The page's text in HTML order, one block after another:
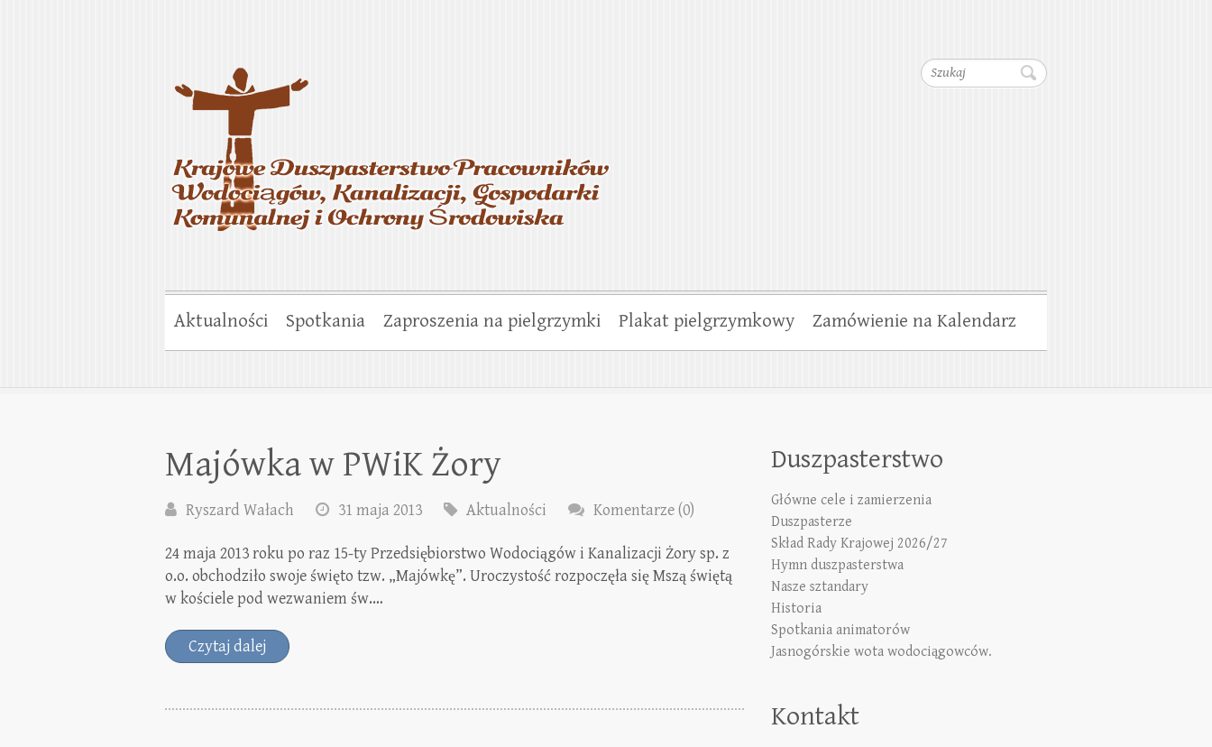
Szukaj
Krajowe Duszpasterstwo Pracowników Wodociągów, Kanalizacji,
Gospodarki Komunalnej i Ochrony Środowiska
Aktualności Spotkania Zaproszenia na pielgrzymki Plakat pielgrzymkowy Zamówienie na Kalendarz
Majówka w PWiK Żory
Ryszard Wałach 31 maja 2013 Aktualności Komentarze (0)
24 maja 2013 roku po raz 15-ty Przedsiębiorstwo Wodociągów i Kanalizacji Żory sp. z
o.o. obchodziło swoje święto tzw. „Majówkę”. Uroczystość rozpoczęła się Mszą świętą
w kościele pod wezwaniem św.…
Czytaj dalej
Duszpasterstwo
Główne cele i zamierzenia
Duszpasterze
Skład Rady Krajowej 2026/27
Hymn duszpasterstwa
Nasze sztandary
Historia
Spotkania animatorów
Jasnogórskie wota wodociągowców.
Kontakt